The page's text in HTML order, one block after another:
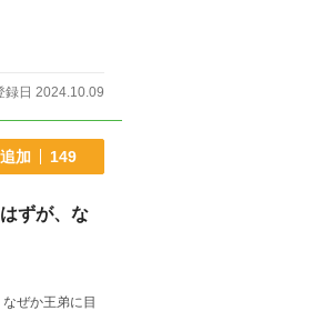
録日 2024.10.09
加 149
ずが、な
ぜか王弟に目